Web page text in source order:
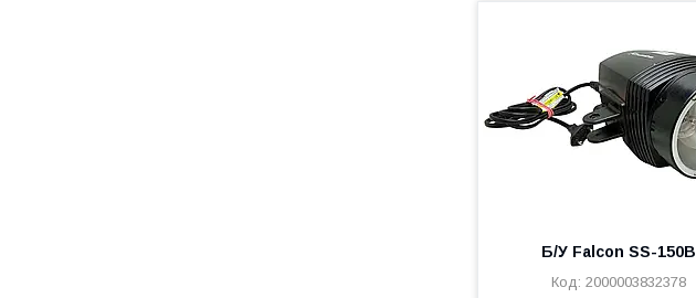
Б/У Falcon SS-150B
2000003832378